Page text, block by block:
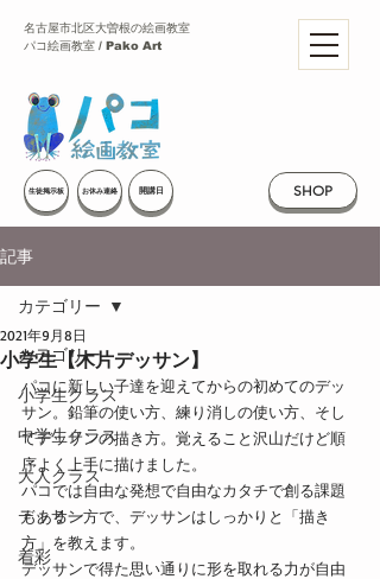
SHOP
名古屋市北区大曽根の絵画教室
パコ絵画教室 / Pako Art
生徒掲示板 お休み連絡 開講日
記事
カテゴリー
小学生クラス
中学生クラス
大人クラス
デッサン
着彩
カテゴリー
小学生【木片デッサン】
2021年9月8日
パコに新しい子達を迎えてからの初めてのデッ
サン。鉛筆の使い方、練り消しの使い方、そし
てデッサンの描き方。覚えること沢山だけど順
序よく上手に描けました。
パコでは自由な発想で自由なカタチで創る課題
もある一方で、デッサンはしっかりと「描き
方」を教えます。
デッサンで得た思い通りに形を取れる力が自由